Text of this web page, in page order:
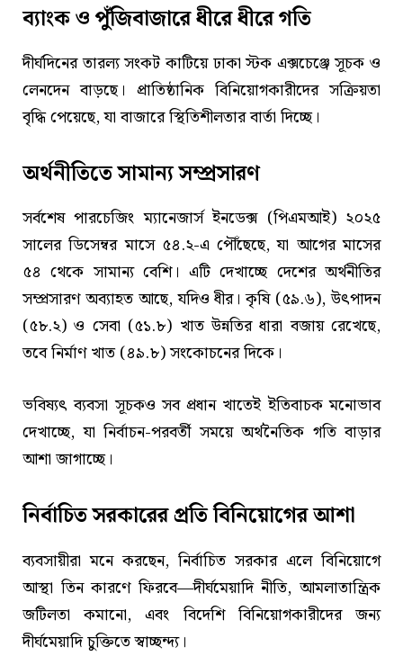
ব্যাংক ও পুঁজিবাজারে ধীরে ধীরে গতি
দীর্ঘদিনের তারল্য সংকট কাটিয়ে ঢাকা স্টক এক্সচেঞ্জে সূচক ও
লেনদেন বাড়ছে। প্রাতিষ্ঠানিক বিনিয়োগকারীদের সক্রিয়তা
বৃদ্ধি পেয়েছে, যা বাজারে স্থিতিশীলতার বার্তা দিচ্ছে।
অর্থনীতিতে সামান্য সম্প্রসারণ
সর্বশেষ পারচেজিং ম্যানেজার্স ইনডেক্স (পিএমআই) ২০২৫
সালের ডিসেম্বর মাসে ৫৪.২-এ পৌঁছেছে, যা আগের মাসের
৫৪ থেকে সামান্য বেশি। এটি দেখাচ্ছে দেশের অর্থনীতির
সম্প্রসারণ অব্যাহত আছে, যদিও ধীর। কৃষি (৫৯.৬), উৎপাদন
(৫৮.২) ও সেবা (৫১.৮) খাত উন্নতির ধারা বজায় রেখেছে,
তবে নির্মাণ খাত (৪৯.৮) সংকোচনের দিকে।
ভবিষ্যৎ ব্যবসা সূচকও সব প্রধান খাতেই ইতিবাচক মনোভাব
দেখাচ্ছে, যা নির্বাচন-পরবর্তী সময়ে অর্থনৈতিক গতি বাড়ার
আশা জাগাচ্ছে।
নির্বাচিত সরকারের প্রতি বিনিয়োগের আশা
ব্যবসায়ীরা মনে করছেন, নির্বাচিত সরকার এলে বিনিয়োগে
আস্থা তিন কারণে ফিরবে—দীর্ঘমেয়াদি নীতি, আমলাতান্ত্রিক
জটিলতা কমানো, এবং বিদেশি বিনিয়োগকারীদের জন্য
দীর্ঘমেয়াদি চুক্তিতে স্বাচ্ছন্দ্য।